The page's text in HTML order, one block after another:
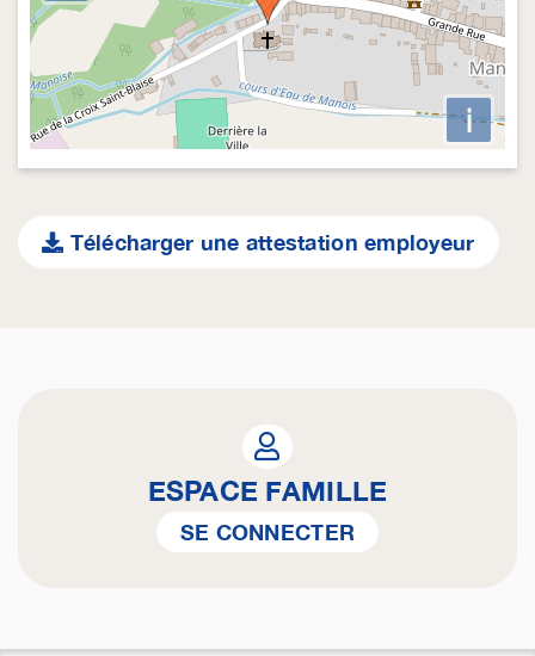
i
Télécharger une attestation employeur
ESPACE FAMILLE
SE CONNECTER